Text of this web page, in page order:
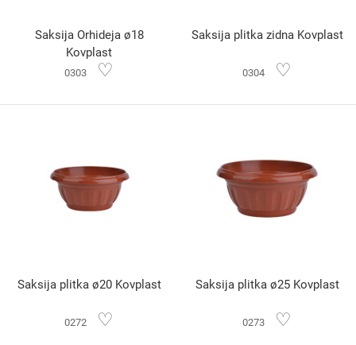
Saksija Orhideja ø18
Kovplast
0303 ♡
Saksija plitka zidna Kovplast
0304 ♡
Saksija plitka ø20 Kovplast
0272 ♡
Saksija plitka ø25 Kovplast
0273 ♡